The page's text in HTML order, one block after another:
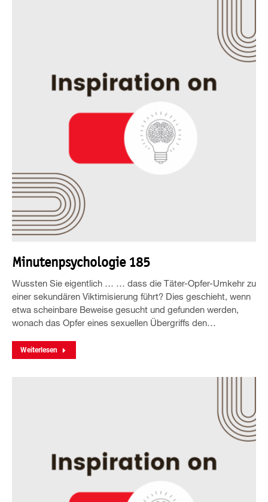
Minutenpsychologie 185
Wussten Sie eigentlich … … dass die Täter-Opfer-Umkehr zu
einer sekundären Viktimisierung führt? Dies geschieht, wenn
etwa scheinbare Beweise gesucht und gefunden werden,
wonach das Opfer eines sexuellen Übergriffs den…
Weiterlesen